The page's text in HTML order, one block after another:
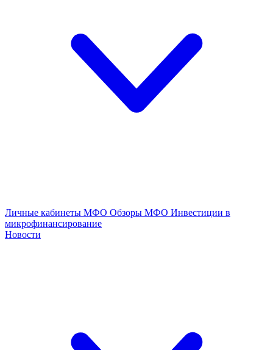
Личные кабинеты МФО Обзоры МФО Инвестиции в
микрофинансирование
Новости